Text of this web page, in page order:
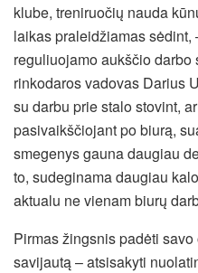
klube, treniruočių nauda
laikas praleidžiamas sėdint,
reguliuojamo aukščio
rinkodaros vadovas Darius
su darbu prie stalo stovint,
pasivaikščiojant po biurą,
smegenys gauna daugiau
to, sudeginama daugiau
aktualu ne vienam biurų
Pirmas žingsnis padėti
savijautą – atsisakyti